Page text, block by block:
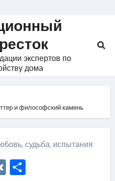
экспертов по
дома
и философский камень
судьба, испытания
VKОтправить